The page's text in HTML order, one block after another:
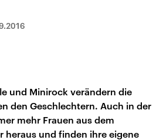
und Minirock verändern die
den Geschlechtern. Auch in der
mehr Frauen aus dem
heraus und finden ihre eigene